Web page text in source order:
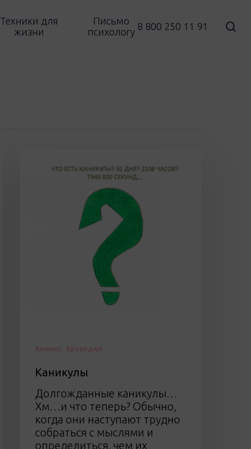
Техники для
жизни
Письмо
психологу 8 800 250 11 91
Каникулы
Долгожданные каникулы…
Хм…и что теперь? Обычно,
когда они наступают трудно
собраться с мыслями и
определиться, чем их